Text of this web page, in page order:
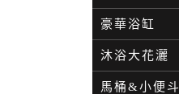
豪華浴缸
沐浴大花灑
馬桶&小便斗